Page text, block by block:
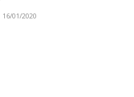
16/01/2020